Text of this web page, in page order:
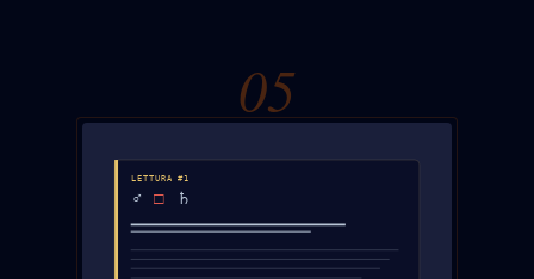
05
LETTURA #1
♂ □ ♄